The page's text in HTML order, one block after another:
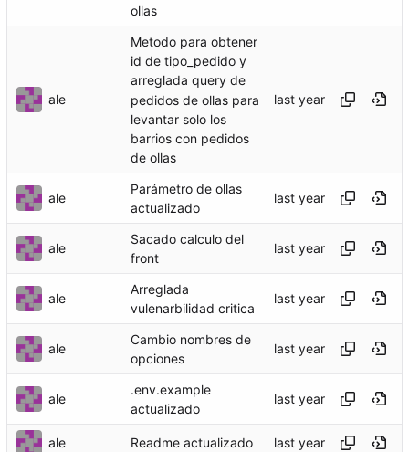
ollas
ale
Metodo para obtener
id de tipo_pedido y
arreglada query de
pedidos de ollas para
levantar solo los
barrios con pedidos
de ollas
ale
Parámetro de ollas
actualizado
ale
Sacado calculo del
front
ale
Arreglada
vulenarbilidad critica
ale
Cambio nombres de
opciones
ale
.env.example
actualizado
ale Readme actualizado